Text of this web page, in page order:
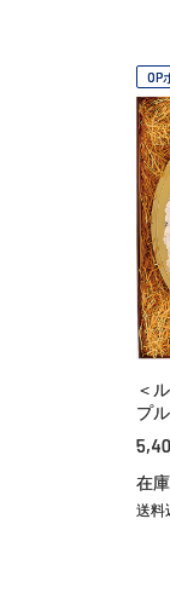
OP
＜
プ
在
送料